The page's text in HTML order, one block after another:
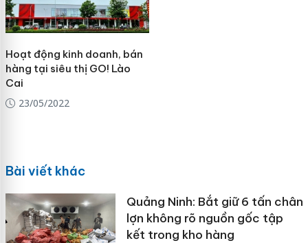
Hoạt động kinh doanh, bán
hàng tại siêu thị GO! Lào
Cai
23/05/2022
Bài viết khác
Quảng Ninh: Bắt giữ 6 tấn chân
lợn không rõ nguồn gốc tập
kết trong kho hàng